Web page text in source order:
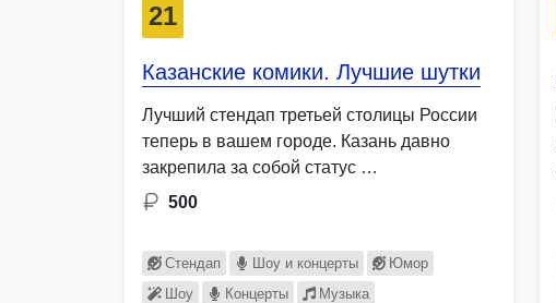
21
Казанские комики. Лучшие шутки
Лучший стендап третьей столицы России
теперь в вашем городе. Казань давно
закрепила за собой статус …
500
Стендап Шоу и концерты
Юмор
Шоу
Концерты Музыка